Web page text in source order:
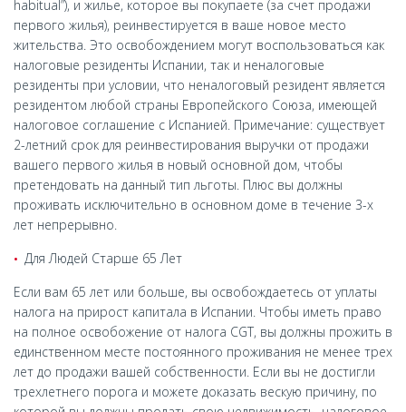
habitual”), и жилье, которое вы покупаете (за счет продажи
первого жилья), реинвестируется в ваше новое место
жительства. Это освобождением могут воспользоваться как
налоговые резиденты Испании, так и неналоговые
резиденты при условии, что неналоговый резидент является
резидентом любой страны Европейского Союза, имеющей
налоговое соглашение с Испанией. Примечание: существует
2-летний срок для реинвестирования выручки от продажи
вашего первого жилья в новый основной дом, чтобы
претендовать на данный тип льготы. Плюс вы должны
проживать исключительно в основном доме в течение 3-х
лет непрерывно.
Для Людей Старше 65 Лет
Если вам 65 лет или больше, вы освобождаетесь от уплаты
налога на прирост капитала в Испании. Чтобы иметь право
на полное освобожение от налога CGT, вы должны прожить в
единственном месте постоянного проживания не менее трех
лет до продажи вашей собственности. Если вы не достигли
трехлетнего порога и можете доказать вескую причину, по